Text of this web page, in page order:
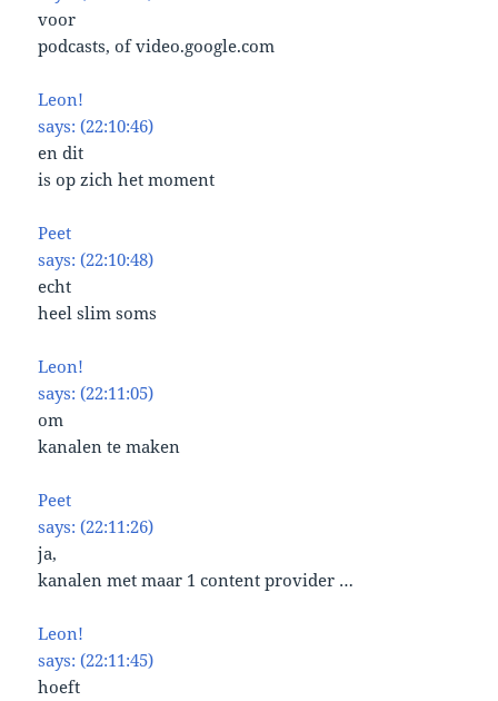
voor
podcasts, of video.google.com
Leon!
says: (22:10:46)
en dit
is op zich het moment
Peet
says: (22:10:48)
echt
heel slim soms
Leon!
says: (22:11:05)
om
kanalen te maken
Peet
says: (22:11:26)
ja,
kanalen met maar 1 content provider …
Leon!
says: (22:11:45)
hoeft